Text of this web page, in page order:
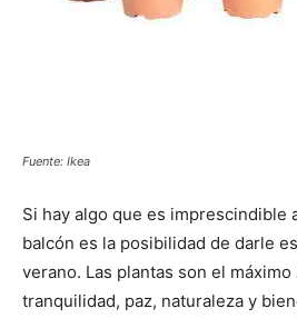
Fuente: Ikea
Si hay algo que es imprescindible
balcón es la posibilidad de darle
verano. Las plantas son el
tranquilidad, paz, naturaleza y